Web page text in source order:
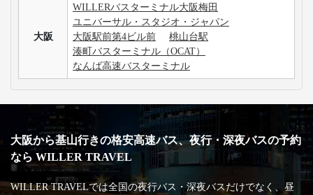
大阪
WILLERバスターミナル大阪梅田
ユニバーサル・スタジオ・ジャパン
大阪駅前第4ビル前
桃山台駅
湊町バスターミナル（OCAT）
なんば高速バスターミナル
大阪から基山行きの格安高速バス、夜行・深夜バスの予約
なら WILLER TRAVEL
WILLER TRAVELでは全国の夜行バス・深夜バスだけでなく、昼